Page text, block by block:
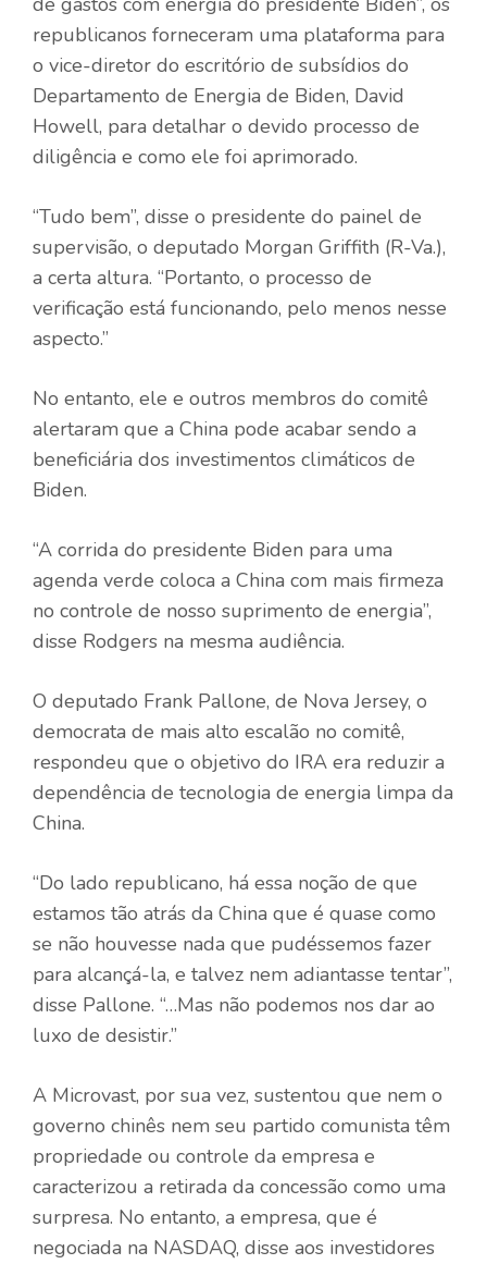
republicanos forneceram uma plataforma para
o vice-diretor do escritório de subsídios do
Departamento de Energia de Biden, David
Howell, para detalhar o devido processo de
diligência e como ele foi aprimorado.
“Tudo bem”, disse o presidente do painel de
supervisão, o deputado Morgan Griffith (R-Va.),
a certa altura. “Portanto, o processo de
verificação está funcionando, pelo menos nesse
aspecto.”
No entanto, ele e outros membros do comitê
alertaram que a China pode acabar sendo a
beneficiária dos investimentos climáticos de
Biden.
“A corrida do presidente Biden para uma
agenda verde coloca a China com mais firmeza
no controle de nosso suprimento de energia”,
disse Rodgers na mesma audiência.
O deputado Frank Pallone, de Nova Jersey, o
democrata de mais alto escalão no comitê,
respondeu que o objetivo do IRA era reduzir a
dependência de tecnologia de energia limpa da
China.
“Do lado republicano, há essa noção de que
estamos tão atrás da China que é quase como
se não houvesse nada que pudéssemos fazer
para alcançá-la, e talvez nem adiantasse tentar”,
disse Pallone. “…Mas não podemos nos dar ao
luxo de desistir.”
A Microvast, por sua vez, sustentou que nem o
governo chinês nem seu partido comunista têm
propriedade ou controle da empresa e
caracterizou a retirada da concessão como uma
surpresa. No entanto, a empresa, que é
negociada na NASDAQ, disse aos investidores